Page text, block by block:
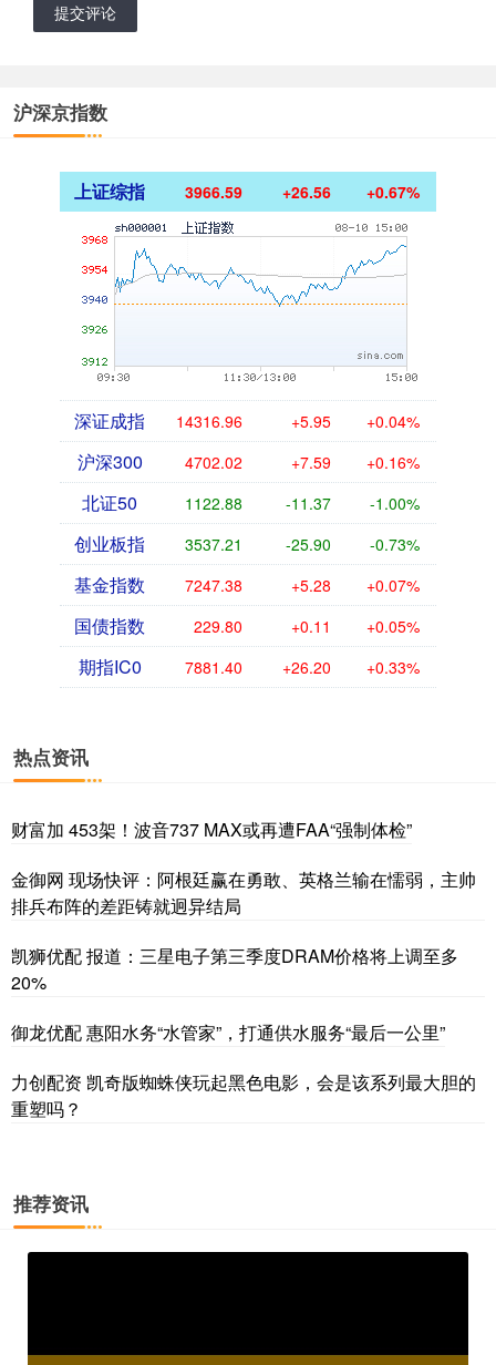
提交评论
沪深京指数
上证综指 3966.59 +26.56 +0.67%
深证成指 14316.96 +5.95 +0.04%
沪深300 4702.02 +7.59 +0.16%
北证50 1122.88 -11.37 -1.00%
创业板指 3537.21 -25.90 -0.73%
基金指数 7247.38 +5.28 +0.07%
国债指数 229.80 +0.11 +0.05%
期指IC0 7881.40 +26.20 +0.33%
热点资讯
财富加 453架！波音737 MAX或再遭FAA“强制体检”
金御网 现场快评：阿根廷赢在勇敢、英格兰输在懦弱，主帅
排兵布阵的差距铸就迥异结局
凯狮优配 报道：三星电子第三季度DRAM价格将上调至多
20%
御龙优配 惠阳水务“水管家”，打通供水服务“最后一公里”
力创配资 凯奇版蜘蛛侠玩起黑色电影，会是该系列最大胆的
重塑吗？
推荐资讯